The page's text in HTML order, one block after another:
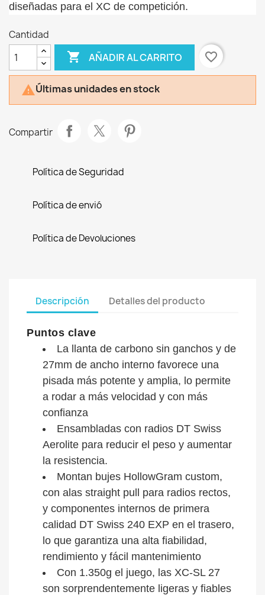
diseñadas para el XC de competición.
Cantidad
 AÑADIR AL CARRITO favorite_border
Últimas unidades en stock
Compartir
Política de Seguridad
Política de envió
Política de Devoluciones
Descripción Detalles del producto
Puntos clave
La llanta de carbono sin ganchos y de
27mm de ancho interno favorece una
pisada más potente y amplia, lo permite
a rodar a más velocidad y con más
confianza
Ensambladas con radios DT Swiss
Aerolite para reducir el peso y aumentar
la resistencia.
Montan bujes HollowGram custom,
con alas straight pull para radios rectos,
y componentes internos de primera
calidad DT Swiss 240 EXP en el trasero,
lo que garantiza una alta fiabilidad,
rendimiento y fácil mantenimiento
Con 1.350g el juego, las XC-SL 27
son sorprendentemente ligeras y fiables